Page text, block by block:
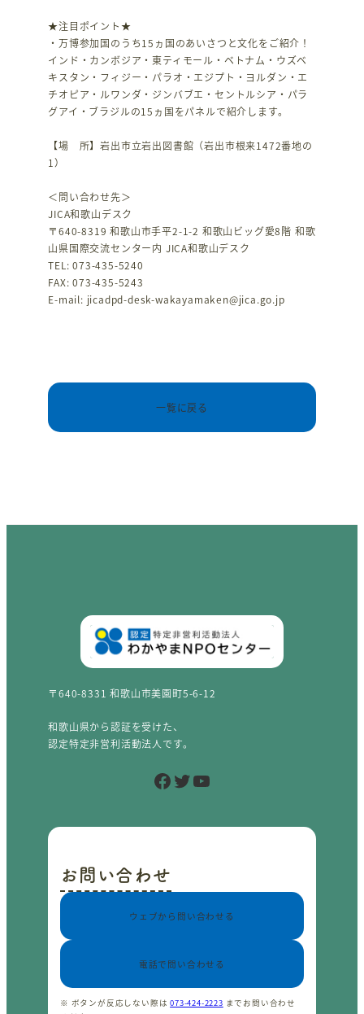
★注目ポイント★
・万博参加国のうち15ヵ国のあいさつと文化をご紹介！
インド・カンボジア・東ティモール・ベトナム・ウズベ
キスタン・フィジー・パラオ・エジプト・ヨルダン・エ
チオピア・ルワンダ・ジンバブエ・セントルシア・パラ
グアイ・ブラジルの15ヵ国をパネルで紹介します。
【場 所】岩出市立岩出図書館（岩出市根来1472番地の
1）
＜問い合わせ先＞
JICA和歌山デスク
〒640-8319 和歌山市手平2-1-2 和歌山ビッグ愛8階 和歌
山県国際交流センター内 JICA和歌山デスク
TEL: 073-435-5240
FAX: 073-435-5243
E-mail: jicadpd-desk-wakayamaken@jica.go.jp
一覧に戻る
〒640-8331 和歌山市美園町5-6-12
和歌山県から認証を受けた、
認定特定非営利活動法人です。
Facebook Twitter YouTube
お問い合わせ
ウェブから問い合わせる
電話で問い合わせる
※ ボタンが反応しない際は073-424-2223 までお問い合わせ